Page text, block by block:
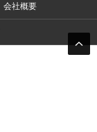
会社概要